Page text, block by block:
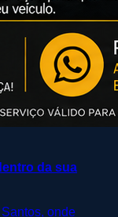
da sua